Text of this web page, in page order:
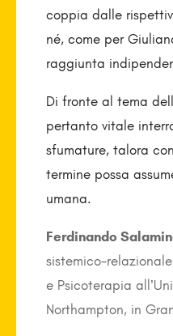
coppia dalle
né, come per
raggiunta
Di fronte al tema
pertanto vitale
sfumature, talora
termine possa
umana.
Ferdinando
sistemico-
e Psicoterapia
Northampton, in